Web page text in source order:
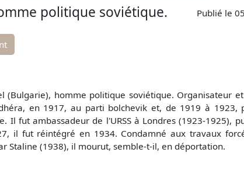
politique soviétique. Publié le
(Bulgarie), homme politique soviétique. Organisateur
en 1917, au parti bolchevik et, de 1919 à 1923,
Il fut ambassadeur de l'URSS à Londres (1923-1925),
il fut réintégré en 1934. Condamné aux travaux
Staline (1938), il mourut, semble-t-il, en déportation.